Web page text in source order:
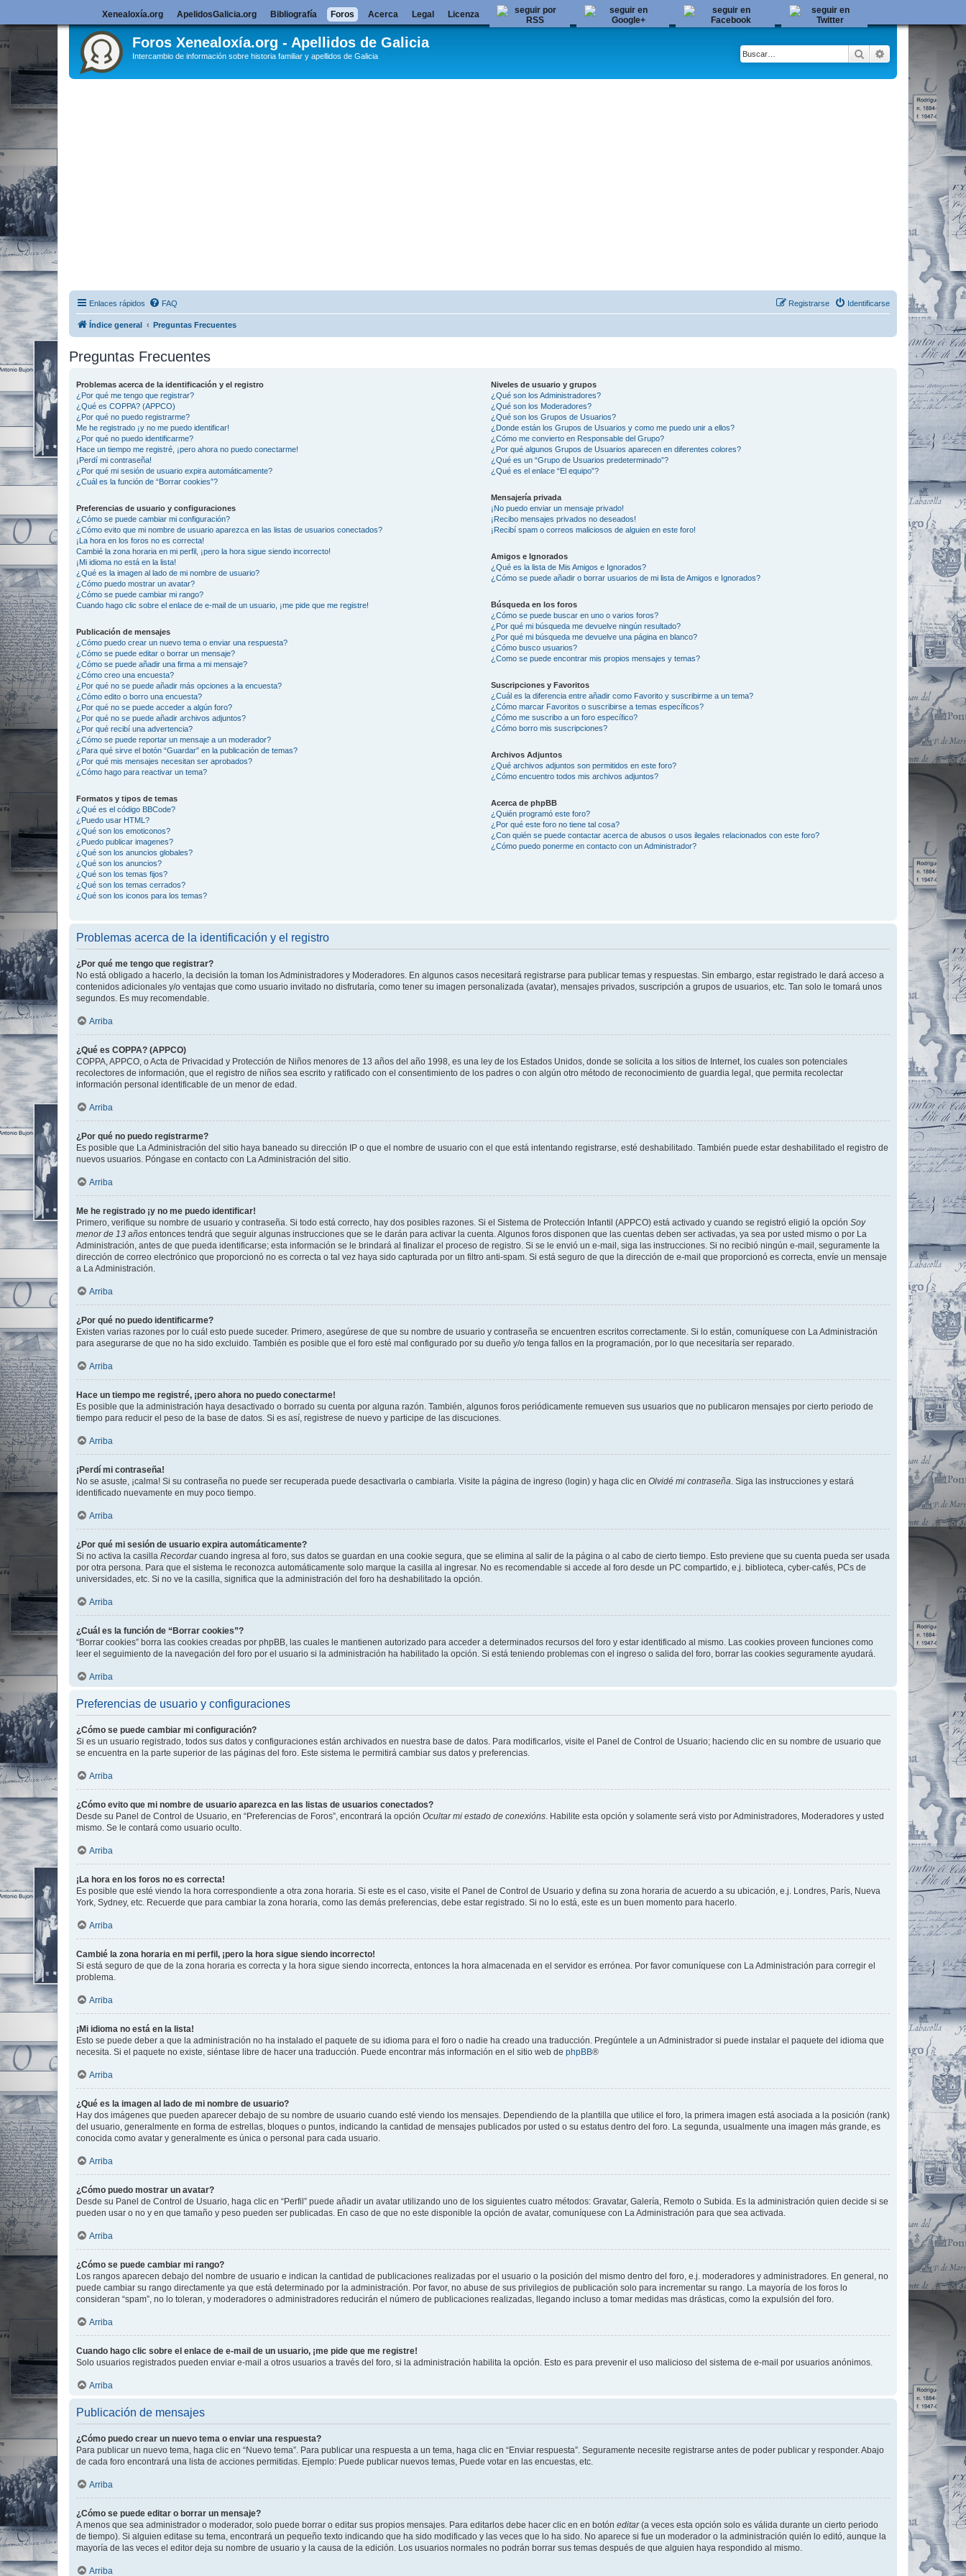
Foros Xenealoxía.org - Apellidos de Galicia
Intercambio de información sobre historia familiar y apellidos de Galicia Buscar Búsqueda
Enlaces rápidos FAQ Identificarse
Registrarse
Índice general Preguntas Frecuentes
Preguntas Frecuentes
Problemas acerca de la identificación y el registro
¿Por qué me tengo que registrar?
¿Qué es COPPA? (APPCO)
¿Por qué no puedo registrarme?
Me he registrado ¡y no me puedo identificar!
¿Por qué no puedo identificarme?
Hace un tiempo me registré, ¡pero ahora no puedo conectarme!
¡Perdí mi contraseña!
¿Por qué mi sesión de usuario expira automáticamente?
¿Cuál es la función de “Borrar cookies”?
Preferencias de usuario y configuraciones
¿Cómo se puede cambiar mi configuración?
¿Cómo evito que mi nombre de usuario aparezca en las listas de usuarios conectados?
¡La hora en los foros no es correcta!
Cambié la zona horaria en mi perfil, ¡pero la hora sigue siendo incorrecto!
¡Mi idioma no está en la lista!
¿Qué es la imagen al lado de mi nombre de usuario?
¿Cómo puedo mostrar un avatar?
¿Cómo se puede cambiar mi rango?
Cuando hago clic sobre el enlace de e-mail de un usuario, ¡me pide que me registre!
Publicación de mensajes
¿Cómo puedo crear un nuevo tema o enviar una respuesta?
¿Cómo se puede editar o borrar un mensaje?
¿Cómo se puede añadir una firma a mi mensaje?
¿Cómo creo una encuesta?
¿Por qué no se puede añadir más opciones a la encuesta?
¿Cómo edito o borro una encuesta?
¿Por qué no se puede acceder a algún foro?
¿Por qué no se puede añadir archivos adjuntos?
¿Por qué recibí una advertencia?
¿Cómo se puede reportar un mensaje a un moderador?
¿Para qué sirve el botón “Guardar” en la publicación de temas?
¿Por qué mis mensajes necesitan ser aprobados?
¿Cómo hago para reactivar un tema?
Formatos y tipos de temas
¿Qué es el código BBCode?
¿Puedo usar HTML?
¿Qué son los emoticonos?
¿Puedo publicar imagenes?
¿Qué son los anuncios globales?
¿Qué son los anuncios?
¿Qué son los temas fijos?
¿Qué son los temas cerrados?
¿Qué son los iconos para los temas?
Niveles de usuario y grupos
¿Qué son los Administradores?
¿Qué son los Moderadores?
¿Qué son los Grupos de Usuarios?
¿Donde están los Grupos de Usuarios y como me puedo unir a ellos?
¿Cómo me convierto en Responsable del Grupo?
¿Por qué algunos Grupos de Usuarios aparecen en diferentes colores?
¿Qué es un “Grupo de Usuarios predeterminado”?
¿Qué es el enlace “El equipo”?
Mensajería privada
¡No puedo enviar un mensaje privado!
¡Recibo mensajes privados no deseados!
¡Recibí spam o correos maliciosos de alguien en este foro!
Amigos e Ignorados
¿Qué es la lista de Mis Amigos e Ignorados?
¿Cómo se puede añadir o borrar usuarios de mi lista de Amigos e Ignorados?
Búsqueda en los foros
¿Cómo se puede buscar en uno o varios foros?
¿Por qué mi búsqueda me devuelve ningún resultado?
¿Por qué mi búsqueda me devuelve una página en blanco?
¿Cómo busco usuarios?
¿Como se puede encontrar mis propios mensajes y temas?
Suscripciones y Favoritos
¿Cuál es la diferencia entre añadir como Favorito y suscribirme a un tema?
¿Cómo marcar Favoritos o suscribirse a temas específicos?
¿Cómo me suscribo a un foro específico?
¿Cómo borro mis suscripciones?
Archivos Adjuntos
¿Qué archivos adjuntos son permitidos en este foro?
¿Cómo encuentro todos mis archivos adjuntos?
Acerca de phpBB
¿Quién programó este foro?
¿Por qué este foro no tiene tal cosa?
¿Con quién se puede contactar acerca de abusos o usos ilegales relacionados con este foro?
¿Cómo puedo ponerme en contacto con un Administrador?
Problemas acerca de la identificación y el registro
¿Por qué me tengo que registrar?
No está obligado a hacerlo, la decisión la toman los Administradores y Moderadores. En algunos casos necesitará registrarse para publicar temas y respuestas. Sin embargo, estar registrado le dará acceso a
contenidos adicionales y/o ventajas que como usuario invitado no disfrutaría, como tener su imagen personalizada (avatar), mensajes privados, suscripción a grupos de usuarios, etc. Tan solo le tomará unos
segundos. Es muy recomendable.
Arriba
¿Qué es COPPA? (APPCO)
COPPA, APPCO, o Acta de Privacidad y Protección de Niños menores de 13 años del año 1998, es una ley de los Estados Unidos, donde se solicita a los sitios de Internet, los cuales son potenciales
recolectores de información, que el registro de niños sea escrito y ratificado con el consentimiento de los padres o con algún otro método de reconocimiento de guardia legal, que permita recolectar
información personal identificable de un menor de edad.
Arriba
¿Por qué no puedo registrarme?
Es posible que La Administración del sitio haya baneado su dirección IP o que el nombre de usuario con el que está intentando registrarse, esté deshabilitado. También puede estar deshabilitado el registro de
nuevos usuarios. Póngase en contacto con La Administración del sitio.
Arriba
Me he registrado ¡y no me puedo identificar!
Primero, verifique su nombre de usuario y contraseña. Si todo está correcto, hay dos posibles razones. Si el Sistema de Protección Infantil (APPCO) está activado y cuando se registró eligió la opción Soy
menor de 13 años entonces tendrá que seguir algunas instrucciones que se le darán para activar la cuenta. Algunos foros disponen que las cuentas deben ser activadas, ya sea por usted mismo o por La
Administración, antes de que pueda identificarse; esta información se le brindará al finalizar el proceso de registro. Si se le envió un e-mail, siga las instrucciones. Si no recibió ningún e-mail, seguramente la
dirección de correo electrónico que proporcionó no es correcta o tal vez haya sido capturada por un filtro anti-spam. Si está seguro de que la dirección de e-mail que proporcionó es correcta, envíe un mensaje
a La Administración.
Arriba
¿Por qué no puedo identificarme?
Existen varias razones por lo cuál esto puede suceder. Primero, asegúrese de que su nombre de usuario y contraseña se encuentren escritos correctamente. Si lo están, comuníquese con La Administración
para asegurarse de que no ha sido excluido. También es posible que el foro esté mal configurado por su dueño y/o tenga fallos en la programación, por lo que necesitaría ser reparado.
Arriba
Hace un tiempo me registré, ¡pero ahora no puedo conectarme!
Es posible que la administración haya desactivado o borrado su cuenta por alguna razón. También, algunos foros periódicamente remueven sus usuarios que no publicaron mensajes por cierto periodo de
tiempo para reducir el peso de la base de datos. Si es así, registrese de nuevo y participe de las discuciones.
Arriba
¡Perdí mi contraseña!
No se asuste, ¡calma! Si su contraseña no puede ser recuperada puede desactivarla o cambiarla. Visite la página de ingreso (login) y haga clic en Olvidé mi contraseña. Siga las instrucciones y estará
identificado nuevamente en muy poco tiempo.
Arriba
¿Por qué mi sesión de usuario expira automáticamente?
Si no activa la casilla Recordarcuando ingresa al foro, sus datos se guardan en una cookie segura, que se elimina al salir de la página o al cabo de cierto tiempo. Esto previene que su cuenta pueda ser usada
por otra persona. Para que el sistema le reconozca automáticamente solo marque la casilla al ingresar. No es recomendable si accede al foro desde un PC compartido, e.j. biblioteca, cyber-cafés, PCs de
universidades, etc. Si no ve la casilla, significa que la administración del foro ha deshabilitado la opción.
Arriba
¿Cuál es la función de “Borrar cookies”?
“Borrar cookies” borra las cookies creadas por phpBB, las cuales le mantienen autorizado para acceder a determinados recursos del foro y estar identificado al mismo. Las cookies proveen funciones como
leer el seguimiento de la navegación del foro por el usuario si la administración ha habilitado la opción. Si está teniendo problemas con el ingreso o salida del foro, borrar las cookies seguramente ayudará.
Arriba
Preferencias de usuario y configuraciones
¿Cómo se puede cambiar mi configuración?
Si es un usuario registrado, todos sus datos y configuraciones están archivados en nuestra base de datos. Para modificarlos, visite el Panel de Control de Usuario; haciendo clic en su nombre de usuario que
se encuentra en la parte superior de las páginas del foro. Este sistema le permitirá cambiar sus datos y preferencias.
Arriba
¿Cómo evito que mi nombre de usuario aparezca en las listas de usuarios conectados?
Desde su Panel de Control de Usuario, en “Preferencias de Foros”, encontrará la opción Ocultar mi estado de conexións. Habilite esta opción y solamente será visto por Administradores, Moderadores y usted
mismo. Se le contará como usuario oculto.
Arriba
¡La hora en los foros no es correcta!
Es posible que esté viendo la hora correspondiente a otra zona horaria. Si este es el caso, visite el Panel de Control de Usuario y defina su zona horaria de acuerdo a su ubicación, e.j. Londres, París, Nueva
York, Sydney, etc. Recuerde que para cambiar la zona horaria, como las demás preferencias, debe estar registrado. Si no lo está, este es un buen momento para hacerlo.
Arriba
Cambié la zona horaria en mi perfil, ¡pero la hora sigue siendo incorrecto!
Si está seguro de que de la zona horaria es correcta y la hora sigue siendo incorrecta, entonces la hora almacenada en el servidor es errónea. Por favor comuníquese con La Administración para corregir el
problema.
Arriba
¡Mi idioma no está en la lista!
Esto se puede deber a que la administración no ha instalado el paquete de su idioma para el foro o nadie ha creado una traducción. Pregúntele a un Administrador si puede instalar el paquete del idioma que
necesita. Si el paquete no existe, siéntase libre de hacer una traducción. Puede encontrar más información en el sitio web de phpBB®
Arriba
¿Qué es la imagen al lado de mi nombre de usuario?
Hay dos imágenes que pueden aparecer debajo de su nombre de usuario cuando esté viendo los mensajes. Dependiendo de la plantilla que utilice el foro, la primera imagen está asociada a la posición (rank)
del usuario, generalmente en forma de estrellas, bloques o puntos, indicando la cantidad de mensajes publicados por usted o su estatus dentro del foro. La segunda, usualmente una imagen más grande, es
conocida como avatar y generalmente es única o personal para cada usuario.
Arriba
¿Cómo puedo mostrar un avatar?
Desde su Panel de Control de Usuario, haga clic en “Perfil” puede añadir un avatar utilizando uno de los siguientes cuatro métodos: Gravatar, Galería, Remoto o Subida. Es la administración quien decide si se
pueden usar o no y en que tamaño y peso pueden ser publicadas. En caso de que no este disponible la opción de avatar, comuníquese con La Administración para que sea activada.
Arriba
¿Cómo se puede cambiar mi rango?
Los rangos aparecen debajo del nombre de usuario e indican la cantidad de publicaciones realizadas por el usuario o la posición del mismo dentro del foro, e.j. moderadores y administradores. En general, no
puede cambiar su rango directamente ya que está determinado por la administración. Por favor, no abuse de sus privilegios de publicación solo para incrementar su rango. La mayoría de los foros lo
consideran “spam”, no lo toleran, y moderadores o administradores reducirán el número de publicaciones realizadas, llegando incluso a tomar medidas mas drásticas, como la expulsión del foro.
Arriba
Cuando hago clic sobre el enlace de e-mail de un usuario, ¡me pide que me registre!
Solo usuarios registrados pueden enviar e-mail a otros usuarios a través del foro, si la administración habilita la opción. Esto es para prevenir el uso malicioso del sistema de e-mail por usuarios anónimos.
Arriba
Publicación de mensajes
¿Cómo puedo crear un nuevo tema o enviar una respuesta?
Para publicar un nuevo tema, haga clic en “Nuevo tema”. Para publicar una respuesta a un tema, haga clic en “Enviar respuesta”. Seguramente necesite registrarse antes de poder publicar y responder. Abajo
de cada foro encontrará una lista de acciones permitidas. Ejemplo: Puede publicar nuevos temas, Puede votar en las encuestas, etc.
Arriba
¿Cómo se puede editar o borrar un mensaje?
A menos que sea administrador o moderador, solo puede borrar o editar sus propios mensajes. Para editarlos debe hacer clic en en botón editar(a veces esta opción solo es válida durante un cierto periodo
de tiempo). Si alguien editase su tema, encontrará un pequeño texto indicando que ha sido modificado y las veces que lo ha sido. No aparece si fue un moderador o la administración quién lo editó, aunque la
mayoría de las veces el editor deja su nombre de usuario y la causa de la edición. Los usuarios normales no podrán borrar sus temas después de que alguien haya respondido al mismo.
Arriba
Xenealoxía.org ApelidosGalicia.org Bibliografía Foros Acerca Legal Licenza